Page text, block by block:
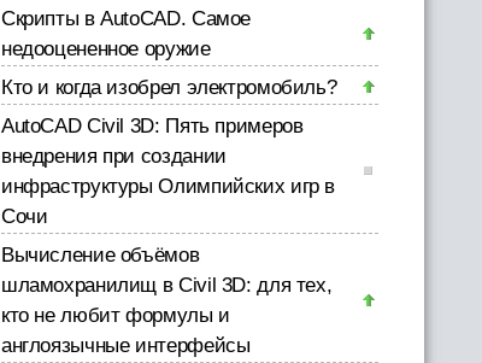
Скрипты в AutoCAD. Самое
недооцененное оружие
Кто и когда изобрел электромобиль?
AutoCAD Civil 3D: Пять примеров
внедрения при создании
инфраструктуры Олимпийских игр в
Сочи
Вычисление объёмов
шламохранилищ в Civil 3D: для тех,
кто не любит формулы и
англоязычные интерфейсы